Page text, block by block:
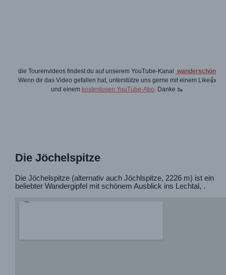
die Tourenvideos findest du auf unserem YouTube-Kanal
wanderschön
Wenn dir das Video gefallen hat, unterstütze uns gerne mit einem Like👍
und einem kostenlosen YouTube-Abo. Danke 🥾
Die Jöchelspitze
Die Jöchelspitze (alternativ auch Jöchlspitze, 2226 m) ist ein
beliebter Wandergipfel mit schönem Ausblick ins Lechtal, .